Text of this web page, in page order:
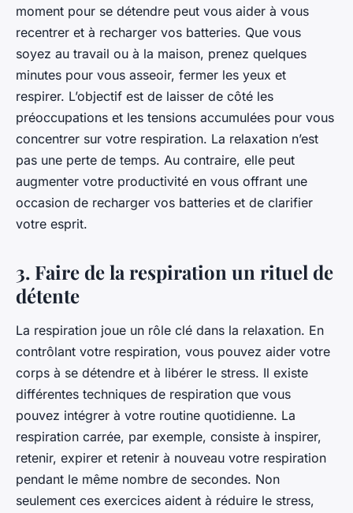
moment pour se détendre peut vous aider à vous
recentrer et à recharger vos batteries. Que vous
soyez au travail ou à la maison, prenez quelques
minutes pour vous asseoir, fermer les yeux et
respirer. L’objectif est de laisser de côté les
préoccupations et les tensions accumulées pour vous
concentrer sur votre respiration. La relaxation n’est
pas une perte de temps. Au contraire, elle peut
augmenter votre productivité en vous offrant une
occasion de recharger vos batteries et de clarifier
votre esprit.
3. Faire de la respiration un rituel de
détente
La respiration joue un rôle clé dans la relaxation. En
contrôlant votre respiration, vous pouvez aider votre
corps à se détendre et à libérer le stress. Il existe
différentes techniques de respiration que vous
pouvez intégrer à votre routine quotidienne. La
respiration carrée, par exemple, consiste à inspirer,
retenir, expirer et retenir à nouveau votre respiration
pendant le même nombre de secondes. Non
seulement ces exercices aident à réduire le stress,